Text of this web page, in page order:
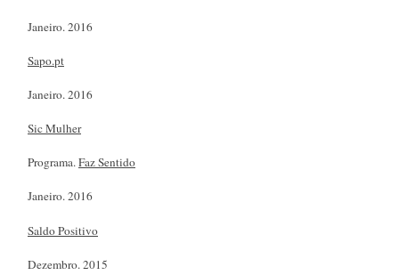
Janeiro. 2016
Sapo.pt
Janeiro. 2016
Sic Mulher
Programa.Faz Sentido
Janeiro. 2016
Saldo Positivo
Dezembro. 2015